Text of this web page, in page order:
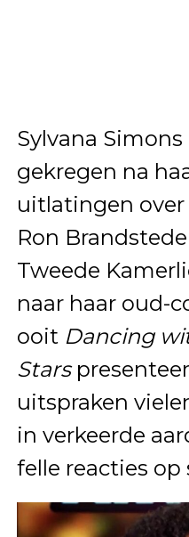
Sylvana
gekregen na
uitlatingen
Ron
Tweede
naar haar oud-
ooit Dancing
Stars
uitspraken
in verkeerde
felle reacties op